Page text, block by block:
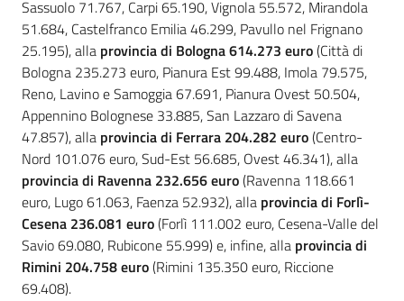
Sassuolo 71.767, Carpi 65.190, Vignola 55.572, Mirandola
51.684, Castelfranco Emilia 46.299, Pavullo nel Frignano
25.195), alla provincia di Bologna 614.273 euro(Città di
Bologna 235.273 euro, Pianura Est 99.488, Imola 79.575,
Reno, Lavino e Samoggia 67.691, Pianura Ovest 50.504,
Appennino Bolognese 33.885, San Lazzaro di Savena
47.857), alla provincia di Ferrara 204.282 euro(Centro-
Nord 101.076 euro, Sud-Est 56.685, Ovest 46.341), alla
provincia di Ravenna 232.656 euro(Ravenna 118.661
euro, Lugo 61.063, Faenza 52.932), alla provincia di Forlì-
Cesena 236.081 euro(Forlì 111.002 euro, Cesena-Valle del
Savio 69.080, Rubicone 55.999) e, infine, alla provincia di
Rimini 204.758 euro(Rimini 135.350 euro, Riccione
69.408).